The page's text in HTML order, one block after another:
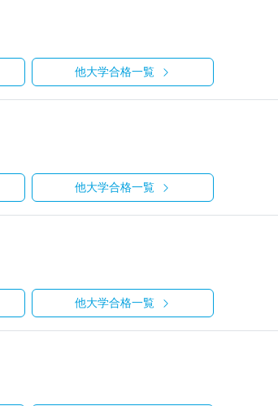
他大学合格一覧
他大学合格一覧
他大学合格一覧